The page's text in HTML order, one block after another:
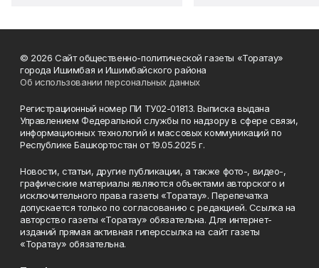
© 2026 Сайт общественно-политической газеты «Торатау»
города Ишимбая и Ишимбайского района
Об использовании персональных данных
Регистрационный номер ПИ ТУ02-01813. Выписка выдана
Управлением Федеральной службы по надзору в сфере связи,
информационных технологий и массовых коммуникаций по
Республике Башкортостан от 19.05.2025 г.
Новости, статьи, другие публикации, а также фото-, видео-,
графические материалы являются объектами авторского и
исключительного права газеты «Торатау». Перепечатка
допускается только по согласованию с редакцией. Ссылка на
авторство газеты «Торатау» обязательна. Для интернет-
изданий прямая активная гиперссылка на сайт газеты
«Торатау» обязательна.